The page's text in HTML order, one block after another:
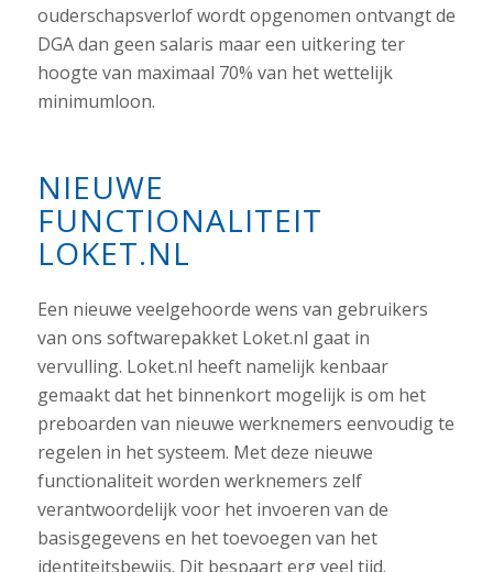
ouderschapsverlof wordt opgenomen ontvangt de
DGA dan geen salaris maar een uitkering ter
hoogte van maximaal 70% van het wettelijk
minimumloon.
NIEUWE
FUNCTIONALITEIT
LOKET.NL
Een nieuwe veelgehoorde wens van gebruikers
van ons softwarepakket Loket.nl gaat in
vervulling. Loket.nl heeft namelijk kenbaar
gemaakt dat het binnenkort mogelijk is om het
preboarden van nieuwe werknemers eenvoudig te
regelen in het systeem. Met deze nieuwe
functionaliteit worden werknemers zelf
verantwoordelijk voor het invoeren van de
basisgegevens en het toevoegen van het
identiteitsbewijs. Dit bespaart erg veel tijd.